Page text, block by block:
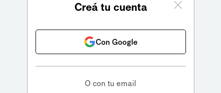
Creá tu cuenta
Con Google
O con tu email